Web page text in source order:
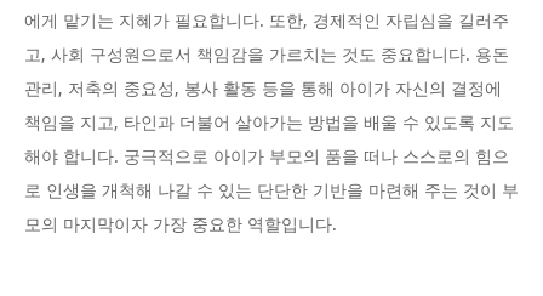
에게 맡기는 지혜가 필요합니다. 또한, 경제적인 자립심을 길러주
고, 사회 구성원으로서 책임감을 가르치는 것도 중요합니다. 용돈
관리, 저축의 중요성, 봉사 활동 등을 통해 아이가 자신의 결정에
책임을 지고, 타인과 더불어 살아가는 방법을 배울 수 있도록 지도
해야 합니다. 궁극적으로 아이가 부모의 품을 떠나 스스로의 힘으
로 인생을 개척해 나갈 수 있는 단단한 기반을 마련해 주는 것이 부
모의 마지막이자 가장 중요한 역할입니다.